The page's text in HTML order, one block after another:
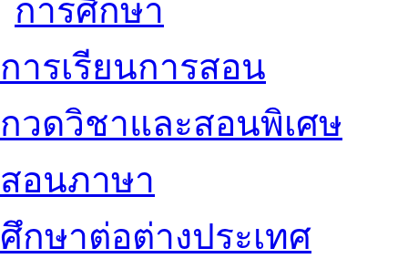
การเรียนการสอน
กวดวิชาและสอนพิเศษ
สอนภาษา
ศึกษาต่อต่างประเทศ